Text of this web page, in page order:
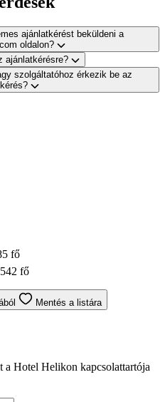
ajánlatkérést beküldeni a
oldalon?
ajánlatkérésre?
szolgáltatóhoz érkezik be az
fő
542 fő
Mentés a listára
a Hotel Helikon kapcsolattartója